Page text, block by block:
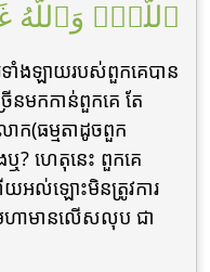
ٱللَّهُۚ وَٱللَّهُ
ទាំងឡាយរបស់ពួកគេបាន
នមកកាន់ពួកគេ តែ
ក(ធម្មតាដូចពួក
? ហេតុនេះ ពួកគេ
យអល់ឡោះមិនត្រូវការ
ាមានលើសលុប ជា